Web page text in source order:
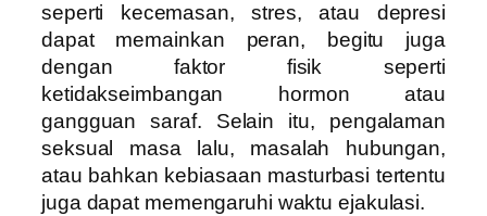
seperti kecemasan, stres, atau depresi
dapat memainkan peran, begitu juga
dengan faktor fisik seperti
ketidakseimbangan hormon atau
gangguan saraf. Selain itu, pengalaman
seksual masa lalu, masalah hubungan,
atau bahkan kebiasaan masturbasi tertentu
juga dapat memengaruhi waktu ejakulasi.